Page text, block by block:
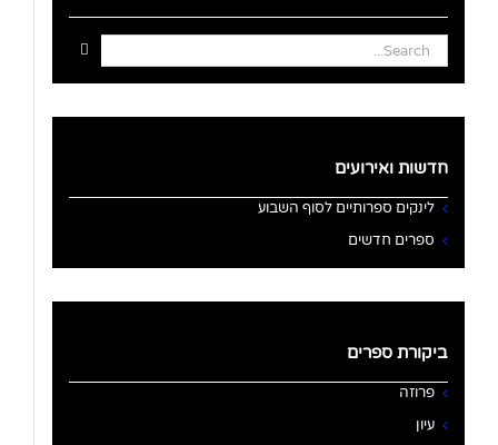
Search
for:
חדשות ואירועים
לינקים ספרותיים לסוף השבוע
ספרים חדשים
ביקורת ספרים
פרוזה
עיון